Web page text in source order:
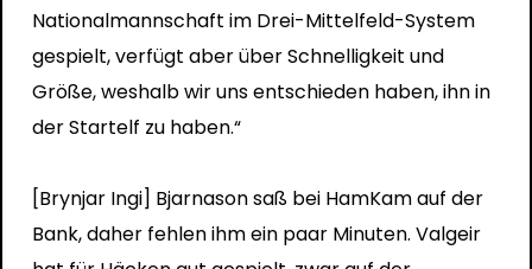
Nationalmannschaft im Drei-Mittelfeld-System
gespielt, verfügt aber über Schnelligkeit und
Größe, weshalb wir uns entschieden haben, ihn in
der Startelf zu haben.“
[Brynjar Ingi] Bjarnason saß bei HamKam auf der
Bank, daher fehlen ihm ein paar Minuten. Valgeir